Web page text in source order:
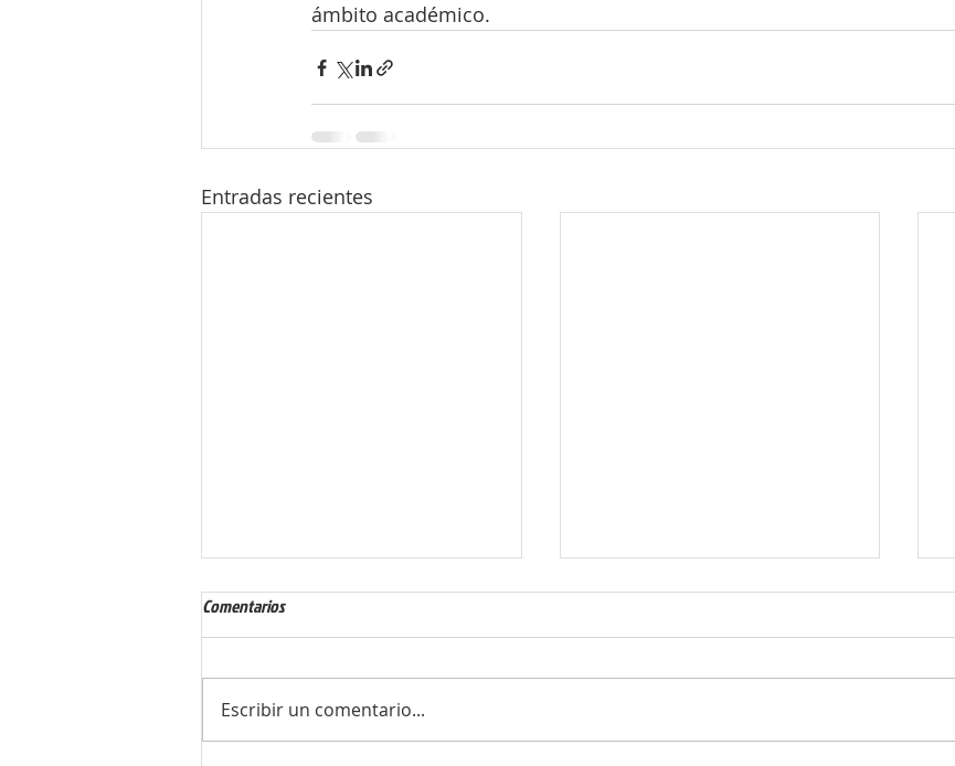
ámbito académico.
Entradas recientes
Examen médico desde casa - RAC
¿Listos para tachar el requisito
médico del RAC 100 sin
Comentarios
Escribir un comentario...